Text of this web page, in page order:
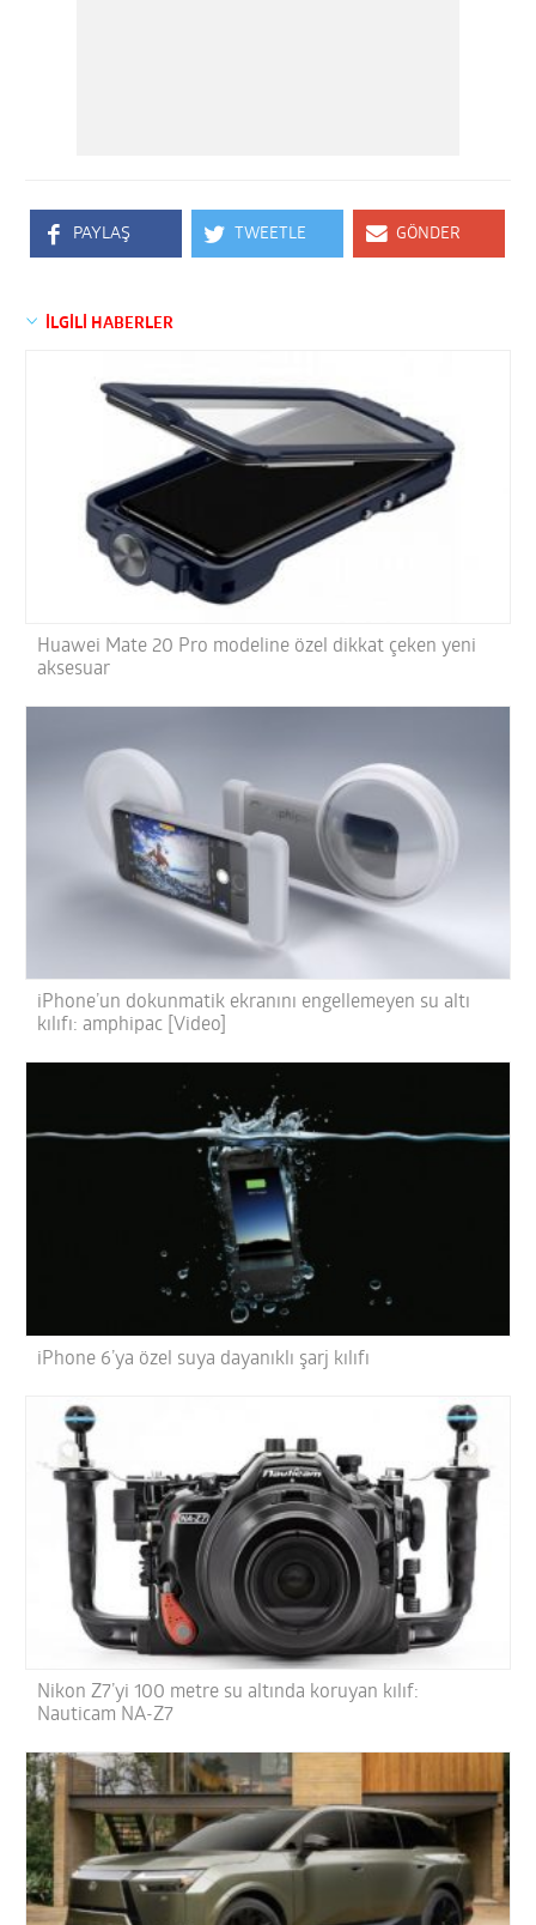
PAYLAŞ TWEETLE GÖNDER
İLGİLİ HABERLER
Huawei Mate 20 Pro modeline özel dikkat çeken yeni
aksesuar
iPhone’un dokunmatik ekranını engellemeyen su altı
kılıfı: amphipac [Video]
iPhone 6’ya özel suya dayanıklı şarj kılıfı
Nikon Z7’yi 100 metre su altında koruyan kılıf:
Nauticam NA-Z7